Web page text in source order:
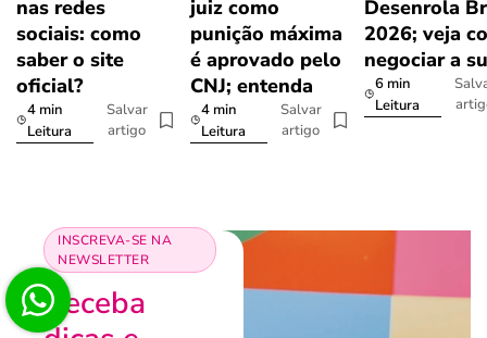
nas redes
sociais: como
saber o site
oficial?
4 min
Leitura
Salvar
artigo
juiz como
punição máxima
é aprovado pelo
CNJ; entenda
4 min
Leitura
Salvar
artigo
Desenrola
2026; veja
negociar a
6 min
Leitura
INSCREVA-SE NA
NEWSLETTER
Receba